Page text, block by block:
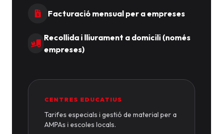
Facturació mensual per a empreses
Recollida i lliurament a domicili (només
empreses)
CENTRES EDUCATIUS
Tarifes especials i gestió de material per a
AMPAs i escoles locals.